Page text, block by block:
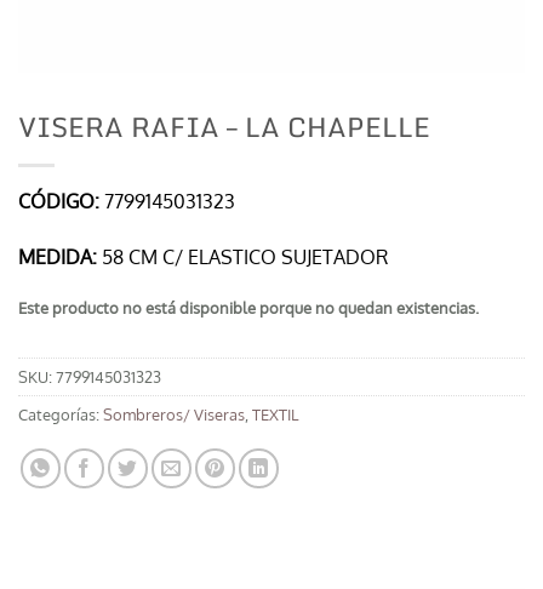
VISERA RAFIA – LA CHAPELLE
CÓDIGO: 7799145031323
MEDIDA: 58 CM C/ ELASTICO SUJETADOR
Este producto no está disponible porque no quedan existencias.
SKU:7799145031323
Categorías:Sombreros/ Viseras TEXTIL